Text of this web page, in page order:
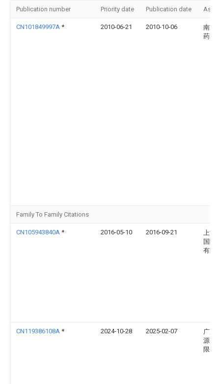
Publication number Priority date Publication date
CN101849997A * 2010-06-21 2010-10-06
南京
药大
Family To Family Citations
CN105943840A * 2016-05-10 2016-09-21
上海
国际
有限
CN119386108A * 2024-10-28 2025-02-07
广东
源实
限公